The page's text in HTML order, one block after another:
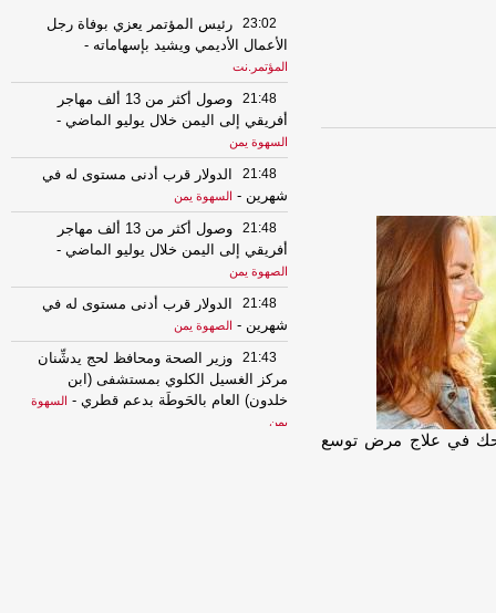
في علاج مرض توسع
23:02
رئيس المؤتمر يعزي بوفاة رجل
الأعمال الأديمي ويشيد بإسهاماته -
المؤتمر.نت
21:48
وصول أكثر من 13 ألف مهاجر
أفريقي إلى اليمن خلال يوليو الماضي -
السهوة يمن
21:48
الدولار قرب أدنى مستوى له في
شهرين - السهوة يمن
21:48
وصول أكثر من 13 ألف مهاجر
أفريقي إلى اليمن خلال يوليو الماضي -
الصهوة يمن
21:48
الدولار قرب أدنى مستوى له في
شهرين - الصهوة يمن
21:43
وزير الصحة ومحافظ لحج يدشِّنان
مركز الغسيل الكلوي بمستشفى (ابن
خلدون) العام بالحَوطَة بدعم قطري -
السهوة
يمن